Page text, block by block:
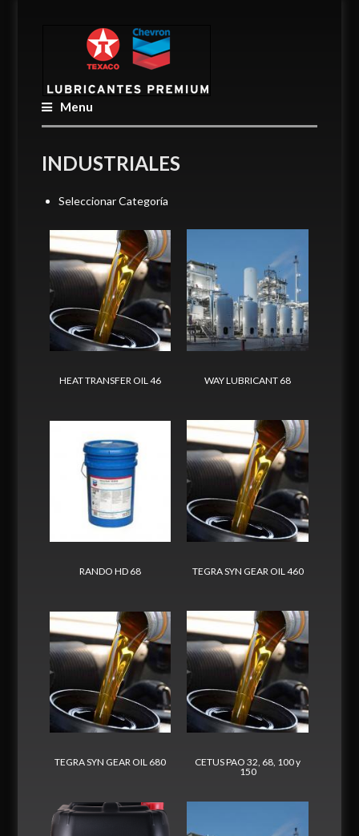
Menu
INDUSTRIALES
Seleccionar Categoría
HEAT TRANSFER OIL 46 WAY LUBRICANT 68
RANDO HD 68 TEGRA SYN GEAR OIL 460
TEGRA SYN GEAR OIL 680
CETUS PAO 32, 68, 100 y
150